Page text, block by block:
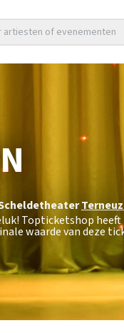
artiesten of evenementen
Topticketshop
waarde van deze